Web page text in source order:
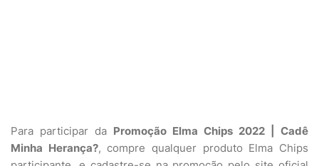
Para participar da Promoção Elma Chips 2022 | Cadê
Minha Herança?, compre qualquer produto Elma Chips